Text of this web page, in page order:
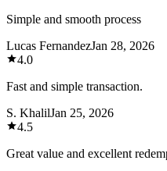
Simple and smooth process
Lucas FernandezJan 28, 2026
4.0
Fast and simple transaction.
S. KhalilJan 25, 2026
4.5
Great value and excellent